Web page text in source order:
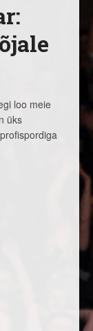
loo meie
üks